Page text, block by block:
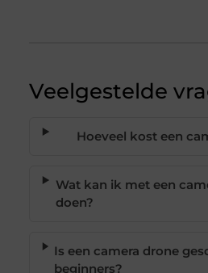
Veelgestelde
Hoeveel kost een
Wat kan ik met een
doen?
Is een camera drone
beginners?